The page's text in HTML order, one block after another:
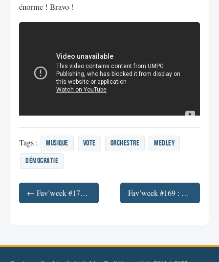
énorme ! Bravo !
Tags : musique vote orchestre
medley
Démocratie
← Fav’week #171 : Démocratie, Neutralité du net, Freerunning, Expériences avec la musique Fav’week #169 : Prix Médicament, Hacking Car, phone and Traffics →